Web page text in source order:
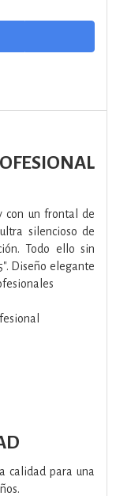
con un frontal de
silencioso de
Todo ello sin
Diseño elegante
calidad para una